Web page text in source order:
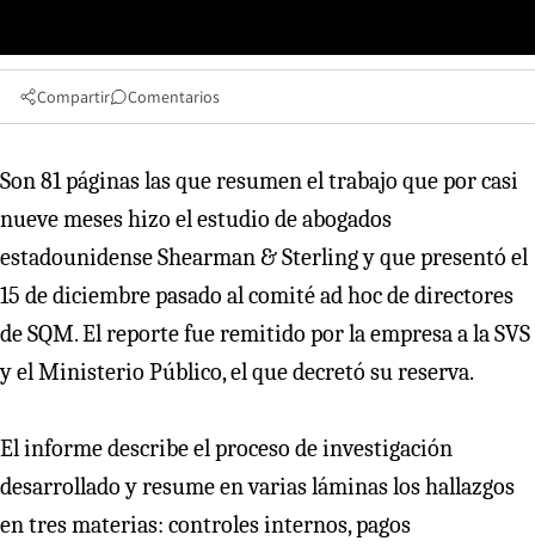
Compartir Comentarios
Son 81 páginas las que resumen el trabajo que por casi
nueve meses hizo el estudio de abogados
estadounidense Shearman & Sterling y que presentó el
15 de diciembre pasado al comité ad hoc de directores
de SQM. El reporte fue remitido por la empresa a la SVS
y el Ministerio Público, el que decretó su reserva.
El informe describe el proceso de investigación
desarrollado y resume en varias láminas los hallazgos
en tres materias: controles internos, pagos